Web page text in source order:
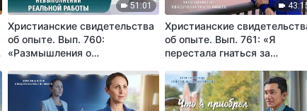
51:01
Христианские свидетельства
об опыте. Вып. 760:
«Размышления о
работы»
Христианские
об опыте. Вып. 761: «Я
перестала гнаться за